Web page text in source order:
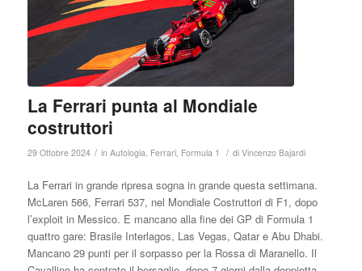
La Ferrari punta al Mondiale
costruttori
29 Ottobre 2024 / in Autologia Ferrari, Formula 1 / di Vincenzo Bajardi
La Ferrari in grande ripresa sogna in grande questa settimana.
McLaren 566, Ferrari 537, nel Mondiale Costruttori di F1, dopo
l’exploit in Messico. E mancano alla fine dei GP di Formula 1
quattro gare: Brasile Interlagos, Las Vegas, Qatar e Abu Dhabi.
Mancano 29 punti per il sorpasso per la Rossa di Maranello. Il